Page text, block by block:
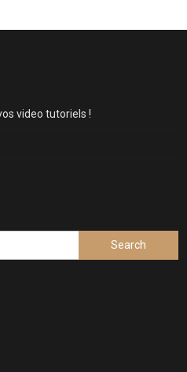
video tutoriels !